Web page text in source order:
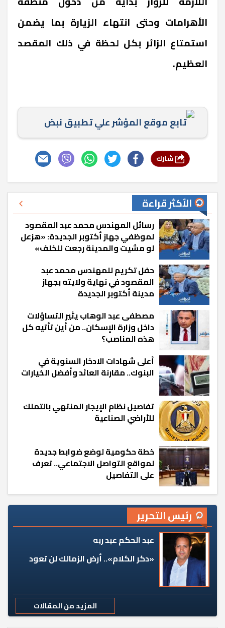
الأهرامات وحتى انتهاء الزيارة بما يضمن
استمتاع الزائر بكل لحظة في ذلك المقصد
العظيم.
تابع موقع المؤشر علي تطبيق نبض
الأكثر قراءة
رسائل المهندس محمد عبد المقصود
لموظفي جهاز أكتوبر الجديدة: «هزعل
لو مشيت والمدينة رجعت للخلف»
حفل تكريم للمهندس محمد عبد
المقصود في نهاية ولايته بجهاز
مدينة أكتوبر الجديدة
مصطفى عبد الوهاب يثير التساؤلات
داخل وزارة الإسكان.. من أين تأتيه كل
هذه المناصب؟
أعلى شهادات الادخار السنوية في
البنوك.. مقارنة العائد وأفضل الخيارات
تفاصيل نظام الإيجار المنتهي بالتملك
للأراضي الصناعية
خطة حكومية لوضع ضوابط جديدة
لمواقع التواصل الاجتماعي.. تعرف
على التفاصيل
رئيس التحرير
عبد الحكم عبد ربه
«دكر الكلام».. أرض الزمالك لن تعود
المزيد من المقالات